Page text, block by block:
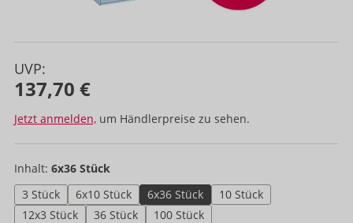
UVP:
137,70 €
Jetzt anmelden, um Händlerpreise zu sehen.
Inhalt: 6x36 Stück
3 Stück
6x10 Stück 6x36 Stück
10 Stück
12x3 Stück
36 Stück 100 Stück